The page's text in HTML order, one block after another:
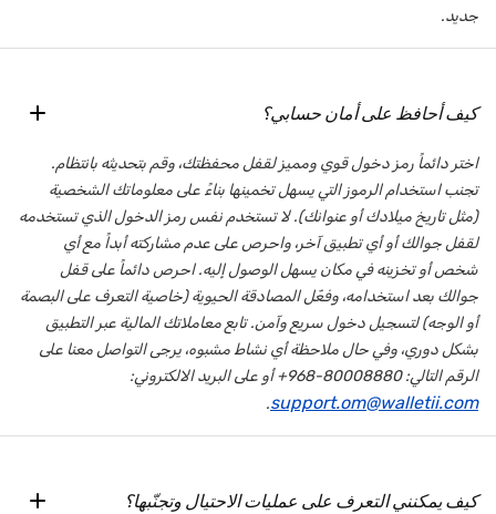
جديد.
كيف أحافظ على أمان حسابي؟
اختر دائماً رمز دخول قوي ومميز لقفل محفظتك، وقم بتحديثه بانتظام.
تجنب استخدام الرموز التي يسهل تخمينها بناءً على معلوماتك الشخصية
(مثل تاريخ ميلادك أو عنوانك). لا تستخدم نفس رمز الدخول الذي تستخدمه
لقفل جوالك أو أي تطبيق آخر، واحرص على عدم مشاركته أبداً مع أي
شخص أو تخزينه في مكان يسهل الوصول إليه. احرص دائماً على قفل
جوالك بعد استخدامه، وفعّل المصادقة الحيوية (خاصية التعرف على البصمة
أو الوجه) لتسجيل دخول سريع وآمن. تابع معاملاتك المالية عبر التطبيق
بشكل دوري، وفي حال ملاحظة أي نشاط مشبوه، يرجى التواصل معنا على
الرقم التالي: 80008880-968+ أو على البريد الالكتروني:
support.om@walletii.com
.
كيف يمكنني التعرف على عمليات الاحتيال وتجنّبها؟